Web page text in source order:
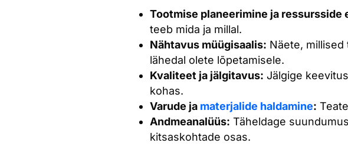
Tootmise planeerimine ja ressursside
teeb mida ja millal.
Nähtavus müügisaalis: Näete, millised
lähedal olete lõpetamisele.
Kvaliteet ja jälgitavus: Jälgige
kohas.
Varude ja materjalide haldamine:
Andmeanalüüs: Täheldage
kitsaskohtade osas.